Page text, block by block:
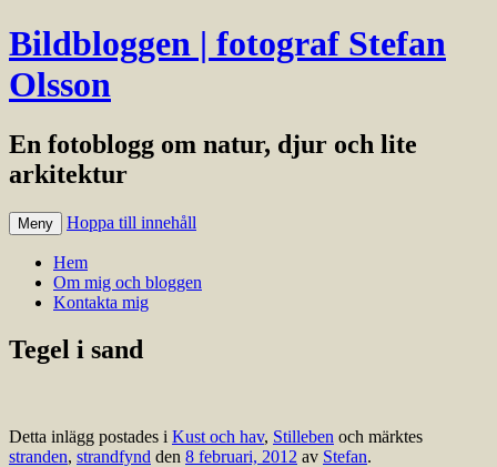
Bildbloggen | fotograf Stefan
Olsson
En fotoblogg om natur, djur och lite
arkitektur
Meny Hoppa till innehåll
Hem
Om mig och bloggen
Kontakta mig
Tegel i sand
Detta inlägg postades i Kust och hav, Stilleben och märktes
stranden, strandfynd den 8 februari, 2012 av Stefan.